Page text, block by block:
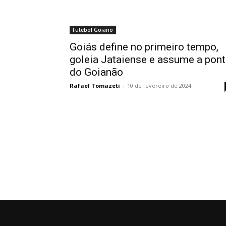
Futebol Goiano
Goiás define no primeiro tempo,
goleia Jataiense e assume a
do Goianão
Rafael Tomazeti - 10 de fevereiro de 2024